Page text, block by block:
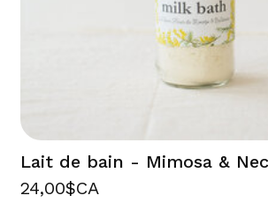
Lait de bain - Mimosa &
24,00$CA